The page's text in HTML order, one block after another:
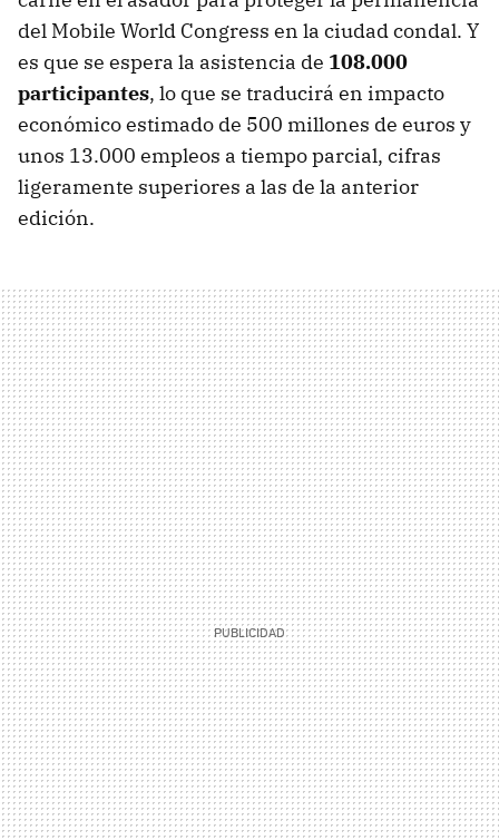
del Mobile World Congress en la ciudad condal. Y
es que se espera la asistencia de 108.000
participantes, lo que se traducirá en impacto
económico estimado de 500 millones de euros y
unos 13.000 empleos a tiempo parcial, cifras
ligeramente superiores a las de la anterior
edición.